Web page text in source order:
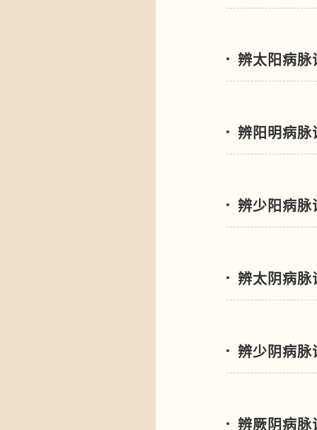
辨太阳病
辨阳明病脉
辨少阳病脉
辨太阴病脉
辨少阴病脉
辨厥阴病脉